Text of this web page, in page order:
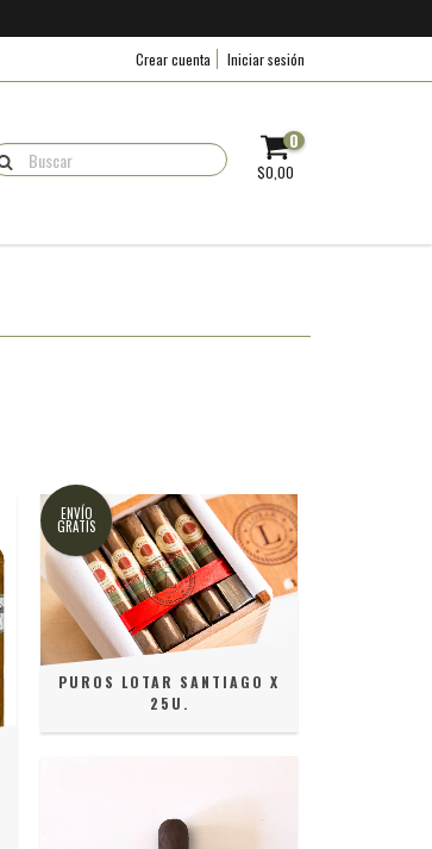
Crear cuenta Iniciar sesión
0
$0,00
ENVÍO
GRATIS
PUROS LOTAR SANTIAGO X
25U.